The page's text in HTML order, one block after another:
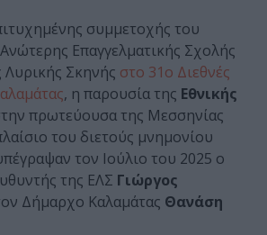
συμμετοχής του
Επαγγελματικής Σχολής
Λυρικής Σκηνής στο 31ο Διεθνές
, η παρουσία της Εθνικής
πρωτεύουσα της Μεσσηνίας
του διετούς μνημονίου
τον Ιούλιο του 2025 ο
της ΕΛΣ Γιώργος
Δήμαρχο Καλαμάτας Θανάση